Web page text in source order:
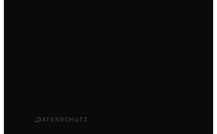
DATENSCHUTZ